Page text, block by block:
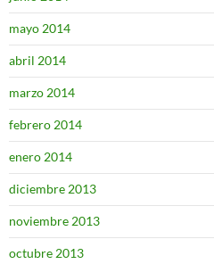
mayo 2014
abril 2014
marzo 2014
febrero 2014
enero 2014
diciembre 2013
noviembre 2013
octubre 2013